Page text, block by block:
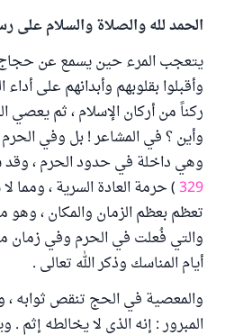
الحمد لله والصلاة والسلام على
يتعجب المرء حين يسمع عن حجاج
وأقبلوا بقلوبهم وأبدانهم على
ركناً من أركان الإسلام ، ثم يعصي
وأين ؟ في المشاعر ! بل وفي
وهي داخلة في حدود الحرم ،
329) حرمة العادة السرية ، ومما
تعظم بعظم الزمان والمكان ،
والتي فُعلت في الحرم وفي زمان
أيام المناسك وذكر الله تعالى .
والمعصية في الحج تنقص ثوابه ،
المبرور : إنه الذي لا يخالطه إثم